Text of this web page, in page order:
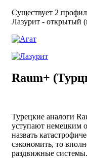
Существует 2
Лазурит - открытый
Raum+
Турецкие аналоги
уступают немецким
назвать
сэкономить, то
раздвижные системы.